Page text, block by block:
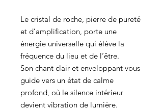
Le cristal de roche, pierre de pureté
et d’amplification, porte une
énergie universelle qui élève la
fréquence du lieu et de l’être.
Son chant clair et enveloppant vous
guide vers un état de calme
profond, où le silence intérieur
devient vibration de lumière.